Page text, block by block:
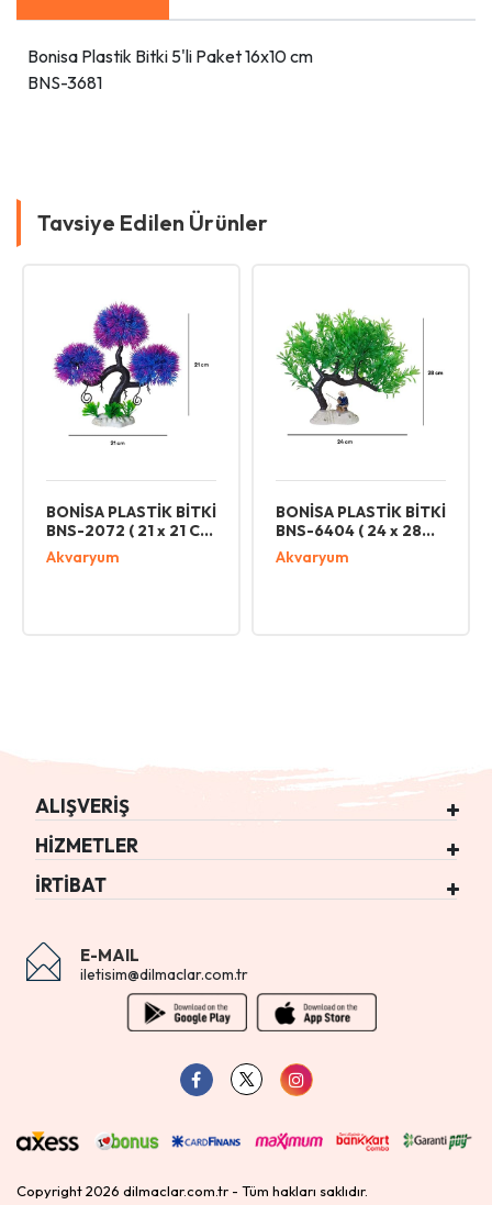
Bonisa Plastik Bitki 5'li Paket 16x10 cm
BNS-3681
Tavsiye Edilen Ürünler
BONİSA PLASTİK BİTKİ
BNS-2072 ( 21 x 21 CM
)
Akvaryum
BONİSA PLASTİK BİTKİ
BNS-6404 ( 24 x 28
CM )
Akvaryum
ALIŞVERİŞ
HİZMETLER
İRTİBAT
E-MAIL
iletisim@dilmaclar.com.tr
Copyright 2026 dilmaclar.com.tr - Tüm hakları saklıdır.